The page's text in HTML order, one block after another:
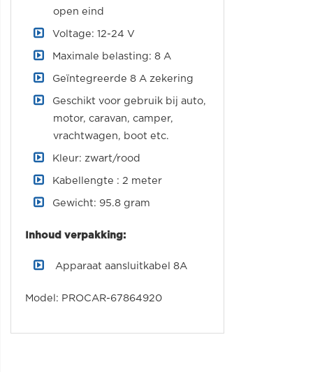
open eind
Voltage: 12-24 V
Maximale belasting: 8 A
Geïntegreerde 8 A zekering
Geschikt voor gebruik bij auto,
motor, caravan, camper,
vrachtwagen, boot etc.
Kleur: zwart/rood
Kabellengte : 2 meter
Gewicht: 95.8 gram
Inhoud verpakking:
Apparaat aansluitkabel 8A
Model: PROCAR-67864920